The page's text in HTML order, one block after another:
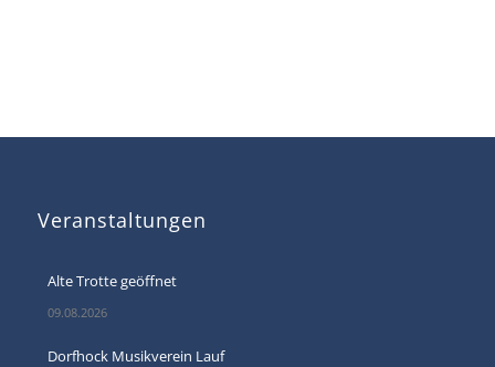
Veranstaltungen
Alte Trotte geöffnet
09.08.2026
Dorfhock Musikverein Lauf